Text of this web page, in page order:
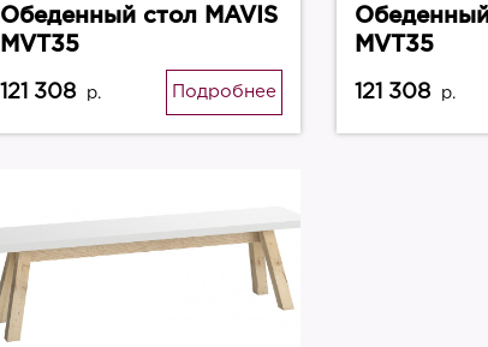
Обеденный стол MAVIS
MVT35
121 308 р. Подробнее
MVT35
121 308 р.